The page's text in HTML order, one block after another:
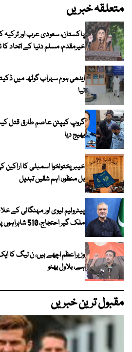
متعلقہ خبریں
پاکستان، سعودی عرب اور
خیرمقدم، مسلم دنیا کے اتحاد کا
ایدھی ہوم سہراب گوٹھ میں
لیا
گروپ کیپٹن عاصم طارق قتل
بھیج دیا
خیبرپختونخوا اسمبلی کا
بل منظور، اہم شقیں تبدیل
پیٹرولیم لیوی اور مہنگائی کے
ملک گیر احتجاج، 510 شاہراہوں پر دھرنوں کا اعلان
وزیراعظم اچھے ہیں، ن لیگ کا
ہے، بلاول بھٹو
مقبول ترین خبریں